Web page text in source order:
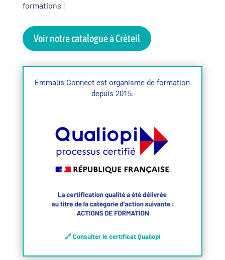
formations !
Voir notre catalogue à Créteil
Emmaüs Connect est organisme de formation
depuis 2015.
🔗 Consulter le certificat Qualiopi